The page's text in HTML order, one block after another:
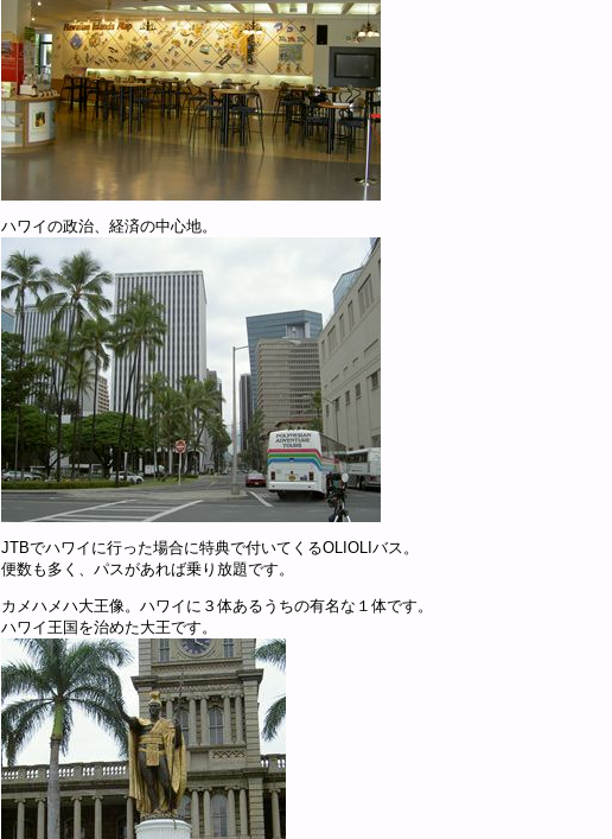
ハワイの政治、経済の中心地。
JTBでハワイに行った場合に特典で付いてくるOLIOLIバス。
便数も多く、パスがあれば乗り放題です。
カメハメハ大王像。ハワイに３体あるうちの有名な１体です。
ハワイ王国を治めた大王です。